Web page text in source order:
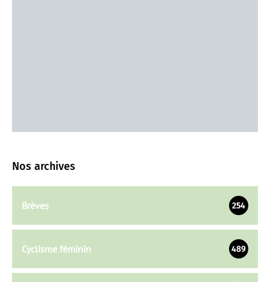
Nos archives
Brèves 254
Cyclisme féminin 489